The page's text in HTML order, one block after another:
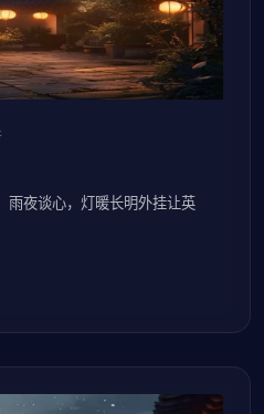
雨夜谈心，灯暖长明外挂让英